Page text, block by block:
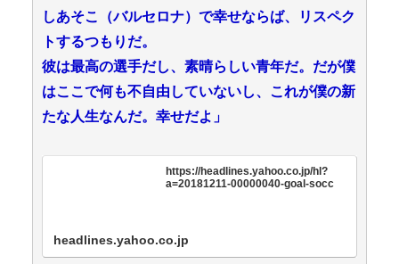
しあそこ（バルセロナ）で幸せならば、リスペク
トするつもりだ。
彼は最高の選手だし、素晴らしい青年だ。だが僕
はここで何も不自由していないし、これが僕の新
たな人生なんだ。幸せだよ」
https://headlines.yahoo.co.jp/hl?
a=20181211-00000040-goal-socc
headlines.yahoo.co.jp